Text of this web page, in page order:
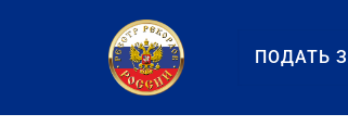
содержанию
ПОДАТЬ